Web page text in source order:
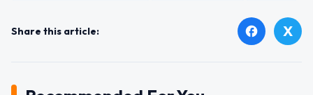
Share this article: facebook X